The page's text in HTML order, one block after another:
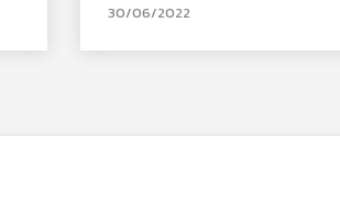
30/06/2022